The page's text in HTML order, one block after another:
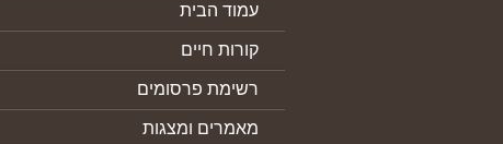
עמוד הבית
קורות חיים
רשימת פרסומים
מאמרים ומצגות